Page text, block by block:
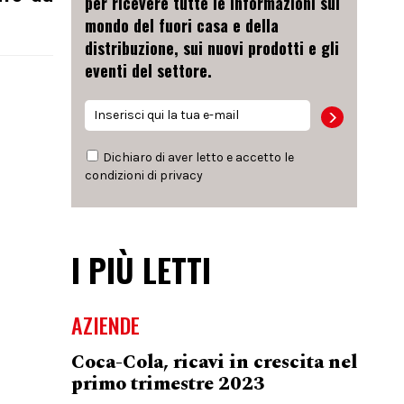
mondo del fuori casa e della
distribuzione, sui nuovi prodotti e gli
eventi del settore.
Dichiaro di aver letto e accetto le
condizioni di privacy
I PIÙ LETTI
AZIENDE
Coca-Cola, ricavi in crescita nel
primo trimestre 2023